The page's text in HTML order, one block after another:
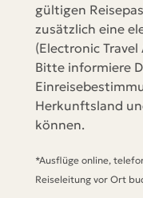
gültigen
zusätzlich eine
(Electronic
Bitte informiere
Herkunftsland
können.
*Ausflüge online,
Reiseleitung vor Ort